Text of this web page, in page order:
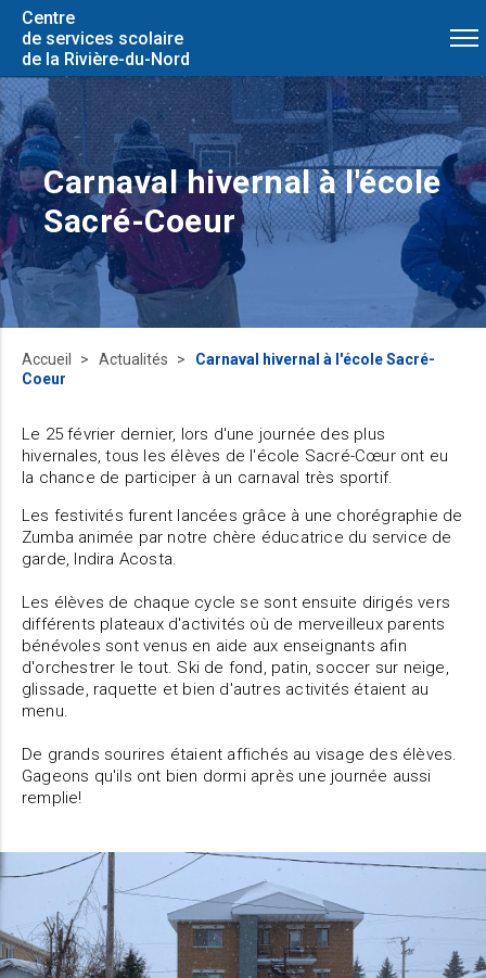
Centre
de services scolaire
de la Rivière-du-Nord
Carnaval hivernal à l'école
Sacré-Coeur
Accueil Actualités
Carnaval hivernal à l'école Sacré-
Coeur
Le 25 février dernier, lors d'une journée des plus
hivernales, tous les élèves de l'école Sacré-Cœur ont eu
la chance de participer à un carnaval très sportif.
Les festivités furent lancées grâce à une chorégraphie de
Zumba animée par notre chère éducatrice du service de
garde, Indira Acosta.
Les élèves de chaque cycle se sont ensuite dirigés vers
différents plateaux d'activités où de merveilleux parents
bénévoles sont venus en aide aux enseignants afin
d'orchestrer le tout. Ski de fond, patin, soccer sur neige,
glissade, raquette et bien d'autres activités étaient au
menu.
De grands sourires étaient affichés au visage des élèves.
Gageons qu'ils ont bien dormi après une journée aussi
remplie!